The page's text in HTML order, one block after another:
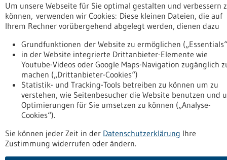
Um unsere Webseite für Sie optimal gestalten und verbessern
können, verwenden wir Cookies: Diese kleinen Dateien, die auf
Ihrem Rechner vorübergehend abgelegt werden, dienen dazu
Grundfunktionen der Website zu ermöglichen
in der Website integrierte Drittanbieter-Elemente wie
Youtube-Videos oder Google Maps-Navigation zugänglich
machen („Drittanbieter-Cookies“)
Statistik- und Tracking-Tools betreiben zu können um zu
verstehen, wie Seitenbesucher die Website benutzen und
Optimierungen für Sie umsetzen zu können („Analyse-
Cookies“).
Sie können jeder Zeit in der Datenschutzerklärung Ihre
Zustimmung widerrufen oder ändern.